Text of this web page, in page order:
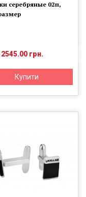
серебряные 02п,
2545.00 грн.
Купити